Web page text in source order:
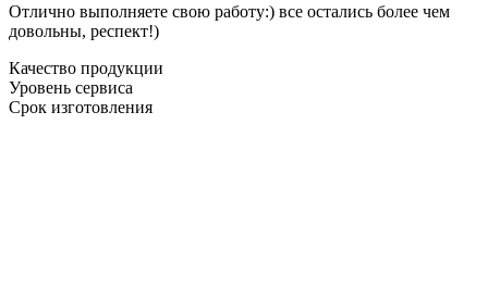
Отлично выполняете свою работу:) все остались более чем
довольны, респект!)
Качество продукции
Уровень сервиса
Срок изготовления